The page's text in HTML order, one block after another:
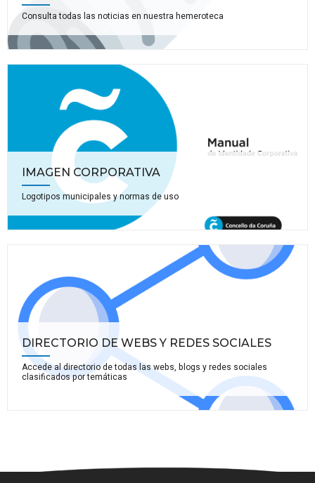
Consulta todas las noticias en nuestra hemeroteca
IMAGEN CORPORATIVA
Logotipos municipales y normas de uso
DIRECTORIO DE WEBS Y REDES SOCIALES
Accede al directorio de todas las webs, blogs y redes sociales
clasificados por temáticas